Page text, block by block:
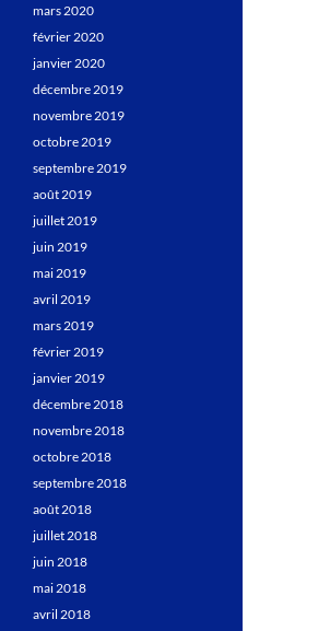
mars 2020
février 2020
janvier 2020
décembre 2019
novembre 2019
octobre 2019
septembre 2019
août 2019
juillet 2019
juin 2019
mai 2019
avril 2019
mars 2019
février 2019
janvier 2019
décembre 2018
novembre 2018
octobre 2018
septembre 2018
août 2018
juillet 2018
juin 2018
mai 2018
avril 2018